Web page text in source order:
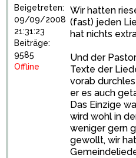
Beigetreten:
09/09/2008
21:31:23
Beiträge:
9585
Offline
Wir hatten
(fast) jeden
hat nichts
Und der
Texte der
vorab
er es auch
Das Einzige
wird wohl in
weniger gern
gewollt, wir